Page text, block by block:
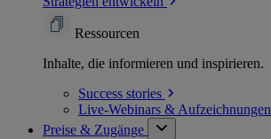
Ressourcen
Inhalte, die informieren und inspirieren.
Success stories
Live-Webinars & Aufzeichnungen
Preise & Zugänge